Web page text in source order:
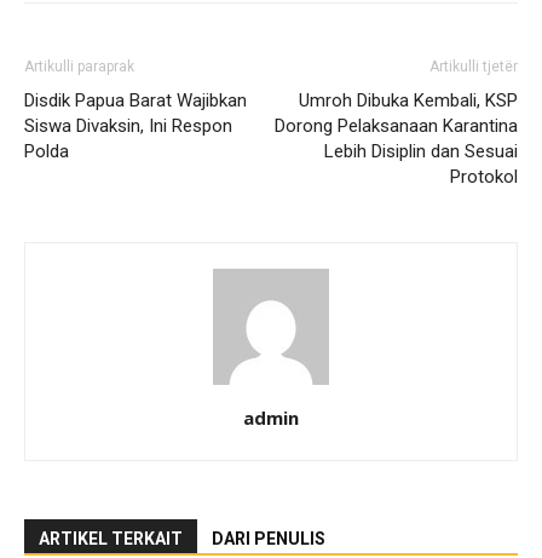
Artikulli paraprak
Disdik Papua Barat Wajibkan
Siswa Divaksin, Ini Respon
Polda
Artikulli tjetër
Umroh Dibuka Kembali, KSP
Dorong Pelaksanaan Karantina
Lebih Disiplin dan Sesuai
Protokol
admin
ARTIKEL TERKAIT DARI PENULIS